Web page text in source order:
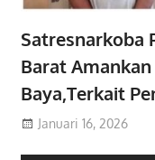
Satresnarkoba
Barat
Baya,Terkait
Januari 16, 2026